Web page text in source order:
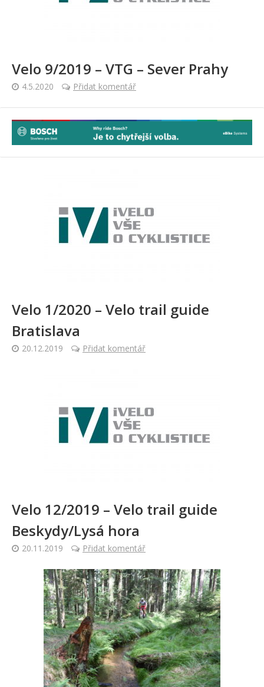
Velo 9/2019 – VTG – Sever Prahy
4.5.2020 Přidat komentář
Velo 1/2020 – Velo trail guide
Bratislava
20.12.2019 Přidat komentář
Velo 12/2019 – Velo trail guide
Beskydy/Lysá hora
20.11.2019 Přidat komentář